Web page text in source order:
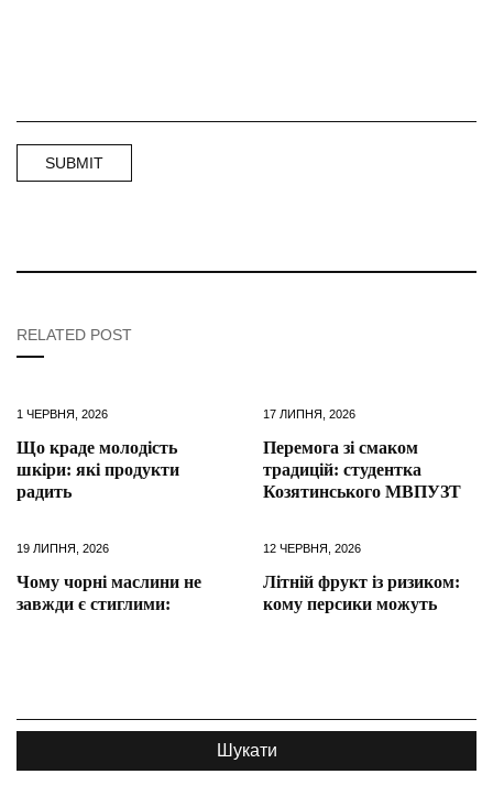
RELATED POST
1 ЧЕРВНЯ, 2026
Що краде молодість
шкіри: які продукти
радить
17 ЛИПНЯ, 2026
Перемога зі смаком
традицій: студентка
Козятинського МВПУЗТ
19 ЛИПНЯ, 2026
Чому чорні маслини не
завжди є стиглими:
12 ЧЕРВНЯ, 2026
Літній фрукт із ризиком:
кому персики можуть